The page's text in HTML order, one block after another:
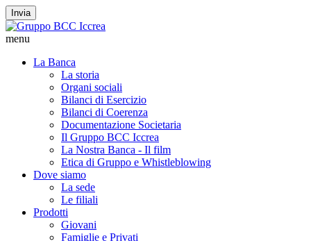
Invia
menu
La Banca
La storia
Organi sociali
Bilanci di Esercizio
Bilanci di Coerenza
Documentazione Societaria
Il Gruppo BCC Iccrea
La Nostra Banca - Il film
Etica di Gruppo e Whistleblowing
Dove siamo
La sede
Le filiali
Prodotti
Giovani
Famiglie e Privati